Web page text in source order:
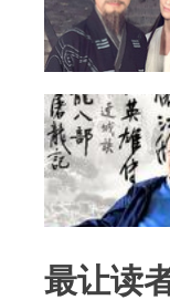
最让读